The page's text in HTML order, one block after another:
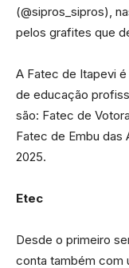
(@sipros_sipros),
pelos grafites que
A Fatec de Itapevi
de educação
são: Fatec de
Fatec de Embu das
2025.
Etec
Desde o primeiro
conta também com